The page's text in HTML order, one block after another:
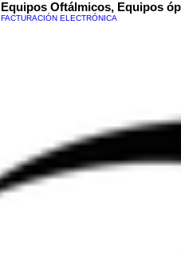
Equipos Oftálmicos, Equipos
FACTURACIÓN ELECTRÓNICA